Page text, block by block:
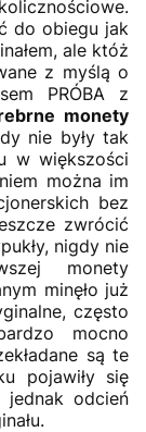
do obiegu jak
ale któż
z myślą o
PRÓBA z
monety
nie były tak
w większości
można im
bez
zwrócić
nigdy nie
monety
minęło już
często
mocno
są te
pojawiły się
jednak odcień